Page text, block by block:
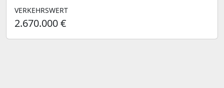
VERKEHRSWERT
2.670.000 €